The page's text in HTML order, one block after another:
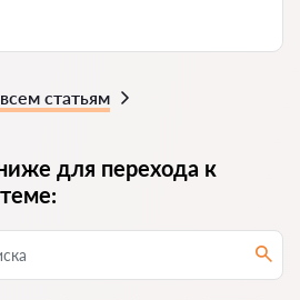
статьям
для перехода к